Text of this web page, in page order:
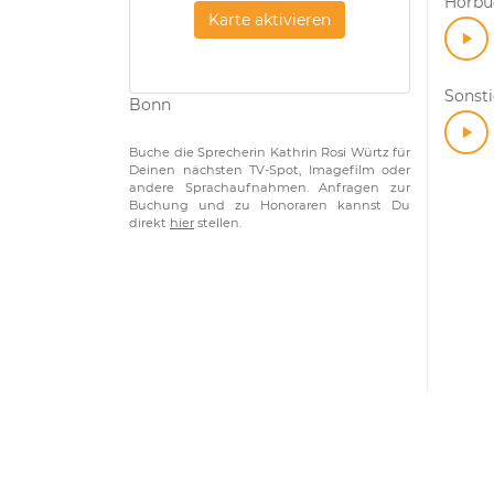
Karte aktivieren
Bonn
Buche die Sprecherin Kathrin Rosi Würtz für
Deinen nächsten TV-Spot, Imagefilm oder
andere Sprachaufnahmen. Anfragen zur
Buchung und zu Honoraren kannst Du
direkt hier stellen.